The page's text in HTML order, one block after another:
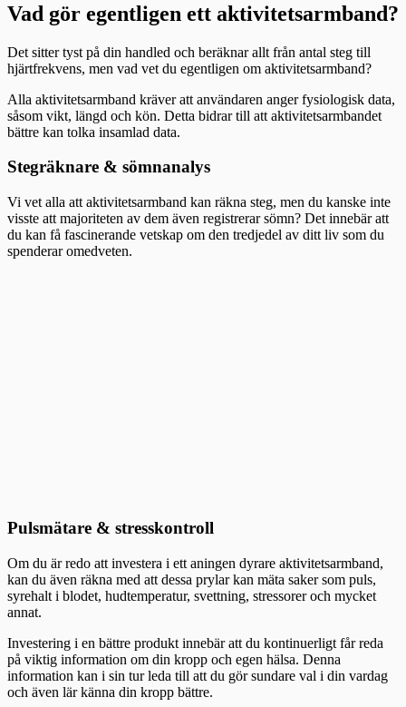
Vad gör egentligen ett aktivitetsarmband?
Det sitter tyst på din handled och beräknar allt från antal steg till
hjärtfrekvens, men vad vet du egentligen om aktivitetsarmband?
Alla aktivitetsarmband kräver att användaren anger fysiologisk data,
såsom vikt, längd och kön. Detta bidrar till att aktivitetsarmbandet
bättre kan tolka insamlad data.
Stegräknare & sömnanalys
Vi vet alla att aktivitetsarmband kan räkna steg, men du kanske inte
visste att majoriteten av dem även registrerar sömn? Det innebär att
du kan få fascinerande vetskap om den tredjedel av ditt liv som du
spenderar omedveten.
Pulsmätare & stresskontroll
Om du är redo att investera i ett aningen dyrare aktivitetsarmband,
kan du även räkna med att dessa prylar kan mäta saker som puls,
syrehalt i blodet, hudtemperatur, svettning, stressorer och mycket
annat.
Investering i en bättre produkt innebär att du kontinuerligt får reda
på viktig information om din kropp och egen hälsa. Denna
information kan i sin tur leda till att du gör sundare val i din vardag
och även lär känna din kropp bättre.